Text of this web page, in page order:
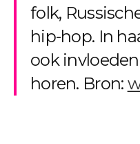
folk,
hip-hop. In
ook
horen. Bron: